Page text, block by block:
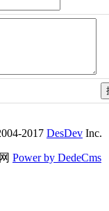
2017 DesDev Inc.
Power by DedeCms